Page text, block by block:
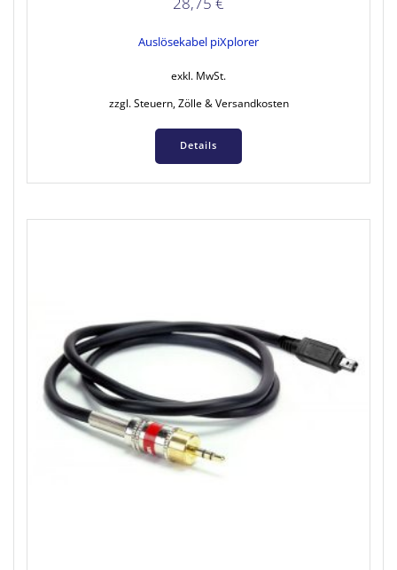
Auslösekabel piXplorer
exkl. MwSt.
zzgl. Steuern, Zölle & Versandkosten
Details